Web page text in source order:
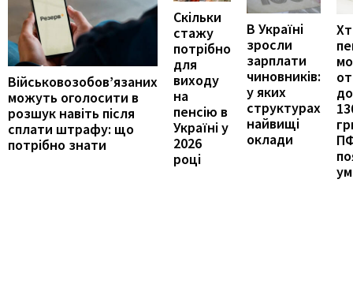
Військовозобов’язаних
можуть оголосити в
розшук навіть після
сплати штрафу: що
потрібно знати
Скільки
стажу
потрібно
для
виходу
на
пенсію в
Україні у
2026
році
В Україні
зросли
зарплати
чиновників:
у яких
структурах
найвищі
оклади